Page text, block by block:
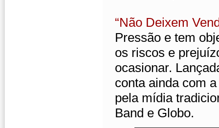
“Não Deixem
Pressão e tem
os riscos e
ocasionar.
conta ainda com
pela mídia
Band e Globo.